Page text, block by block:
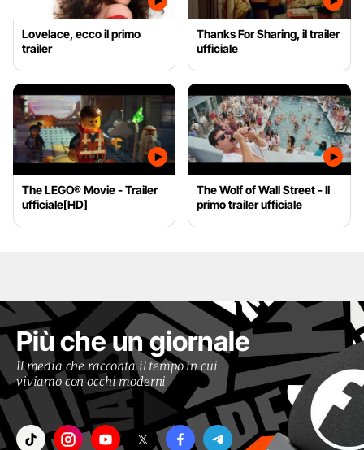
Lovelace, ecco il primo
trailer
Thanks For Sharing, il trailer
ufficiale
The LEGO® Movie - Trailer
ufficiale[HD]
The Wolf of Wall Street - Il
primo trailer ufficiale
Più che un giornale
Il media che racconta il tempo in cui
viviamo con occhi moderni